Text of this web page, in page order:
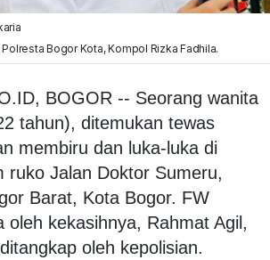
Bogor Kota, Kompol Rizka Fadhila.
BOGOR -- Seorang wanita
tahun), ditemukan tewas
membiru dan luka-luka di
ruko Jalan Doktor Sumeru,
Barat, Kota Bogor. FW
oleh kekasihnya, Rahmat Agil,
oleh kepolisian.